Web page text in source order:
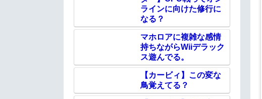
ラインに向けた修行に
なる？
マホロアに複雑な感情
持ちながらWiiデラック
ス遊んでる。
【カービィ】この変な
鳥覚えてる？